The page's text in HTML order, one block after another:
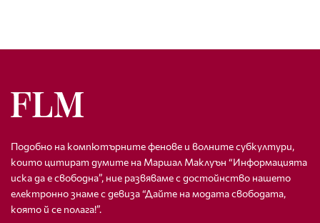
Подобно на компютърните фенове и волните субкултури,
които цитират думите на Маршал Маклуън “Информацията
иска да е свободна”, ние развяваме с достойнство нашето
електронно знаме с девиза “Дайте на модата свободата,
която й се полага!”.